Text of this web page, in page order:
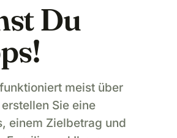
Du
meist über
Sie eine
einem Zielbetrag und